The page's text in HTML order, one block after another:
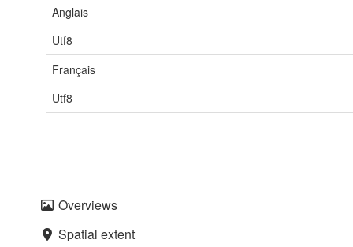
Anglais
Utf8
Français
Utf8
Overviews
Spatial extent